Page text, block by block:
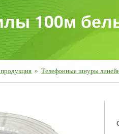
100м
» Телефонные шнуры